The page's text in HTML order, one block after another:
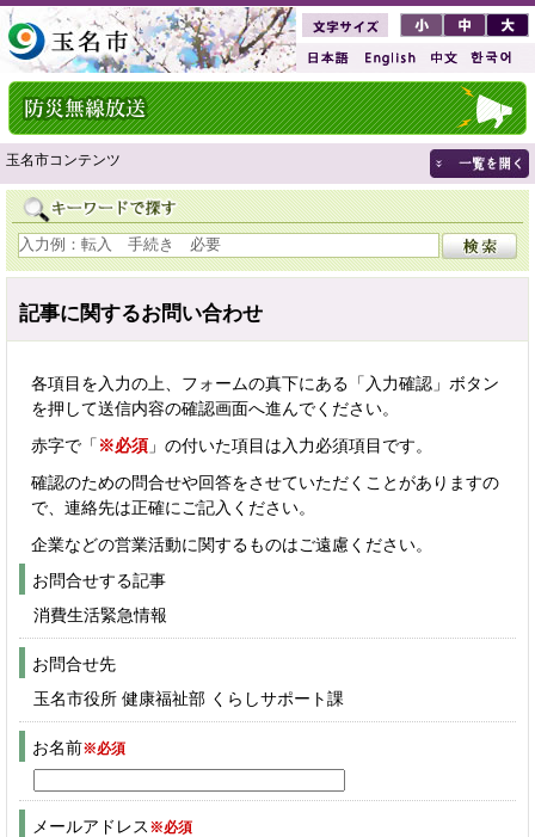
玉名市コンテンツ
記事に関するお問い合わせ
各項目を入力の上、フォームの真下にある「入力確認」ボタン
を押して送信内容の確認画面へ進んでください。
赤字で「 ※必須 」の付いた項目は入力必須項目です。
確認のための問合せや回答をさせていただくことがありますの
で、連絡先は正確にご記入ください。
企業などの営業活動に関するものはご遠慮ください。
お問合せする記事
消費生活緊急情報
お問合せ先
玉名市役所 健康福祉部 くらしサポート課
お名前※必須
メールアドレス ※必須